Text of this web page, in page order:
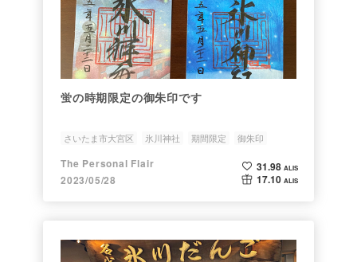
蛍の時期限定の御朱印です
さいたま市大宮区 氷川神社 期間限定
御朱印
日本旅行
The Personal Flair
2023/05/28
31.98 ALIS
17.10 ALIS